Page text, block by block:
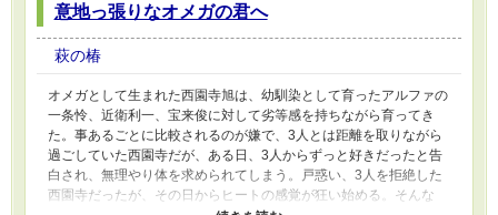
意地っ張りなオメガの君へ
萩の椿
オメガとして生まれた西園寺旭は、幼馴染として育ったアルファの
一条怜、近衛利一、宝来俊に対して劣等感を持ちながら育ってき
た。事あるごとに比較されるのが嫌で、3人とは距離を取りながら
過ごしていた西園寺だが、ある日、3人からずっと好きだったと告
白され、無理やり体を求められてしまう。戸惑い、3人を拒絶した
西園寺だったが、その日からヒートの感覚が狂い始める。そんな